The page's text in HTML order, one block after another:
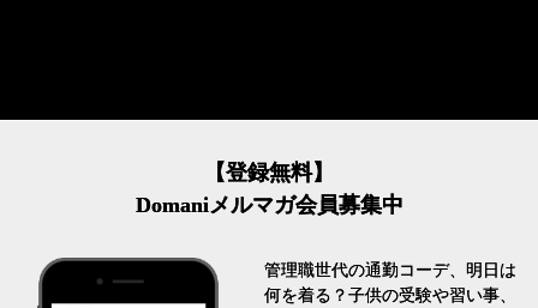
【登録無料】
Domaniメルマガ会員募集中
管理職世代の通勤コーデ、明日は
何を着る？子供の受験や習い事、